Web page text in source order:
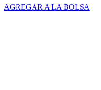
AGREGAR A LA BOLSA